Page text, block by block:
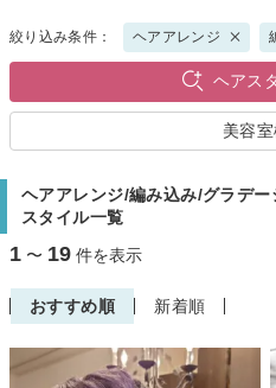
絞り込み条件： ヘアアレンジ
ヘアス
美容
ヘアアレンジ/編み込み/グラデ
スタイル一覧
1 〜 19 件を表示
おすすめ順 新着順